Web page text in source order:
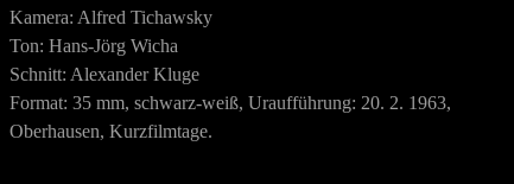
Kamera: Alfred Tichawsky
Ton: Hans-Jörg Wicha
Schnitt: Alexander Kluge
Format: 35 mm, schwarz-weiß, Uraufführung: 20. 2. 1963,
Oberhausen, Kurzfilmtage.